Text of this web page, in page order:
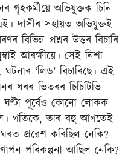
গৃহকৰ্মীয়ে অভিযুক্তক চিনি
দাসীৰ সহায়ত অভিযুক্তই
বিভিন্ন প্ৰশ্নৰ উত্তৰ বিচাৰি
আৰক্ষীয়ে। সেই নিশা
‘লিড’ বিচাৰিছে। এই
ঘৰৰ ভিতৰৰ চিচিটিভি
ঘণ্টা পূৰ্বেও কোনো লোকক
গতিকে, তাৰ বহু আগতেই
প্ৰৱেশ কৰিছিল নেকি?
পৰিকল্পনা আছিল নেকি?